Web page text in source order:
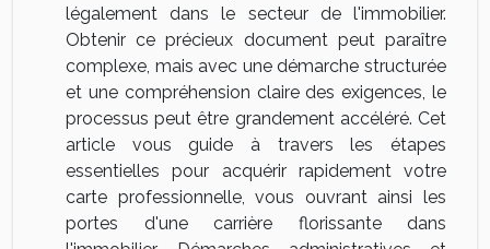
légalement dans le secteur de l'immobilier.
Obtenir ce précieux document peut paraître
complexe, mais avec une démarche structurée
et une compréhension claire des exigences, le
processus peut être grandement accéléré. Cet
article vous guide à travers les étapes
essentielles pour acquérir rapidement votre
carte professionnelle, vous ouvrant ainsi les
portes d'une carrière florissante dans